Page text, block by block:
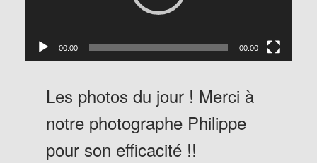
00:00 00:00
Les photos du jour ! Merci à
notre photographe Philippe
pour son efficacité !!